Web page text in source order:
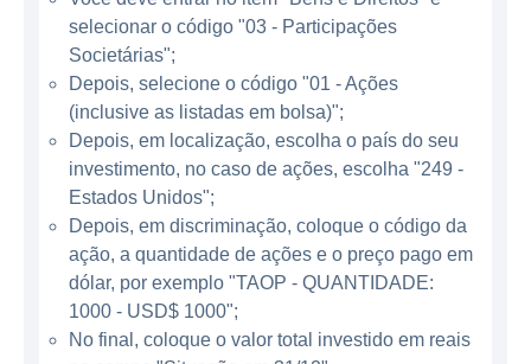
integração de tecnologia de ponta, análise
de dados, e ferramentas que ajudam a
otimizar a estratégia de marketing de seus
parceiros. Ao utilizar a tecnologia de nuvem,
a Taoping consegue oferecer soluções
escaláveis que se adaptam às necessidades
dos clientes em diferentes setores.
ATUAÇÃO DA TAOPING
A Taoping atua principalmente na China,
selecionar o código "03 - Participações
Societárias";
Depois, selecione o código "01 - Ações
(inclusive as listadas em bolsa)";
Depois, em localização, escolha o país do seu
investimento, no caso de ações, escolha "249 -
Estados Unidos";
Depois, em discriminação, coloque o código da
ação, a quantidade de ações e o preço pago em
dólar, por exemplo "TAOP - QUANTIDADE:
1000 - USD$ 1000";
No final, coloque o valor total investido em reais